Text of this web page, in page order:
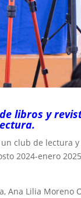
libros y
club de lectura y
2024-enero
Ana Lilia Moreno